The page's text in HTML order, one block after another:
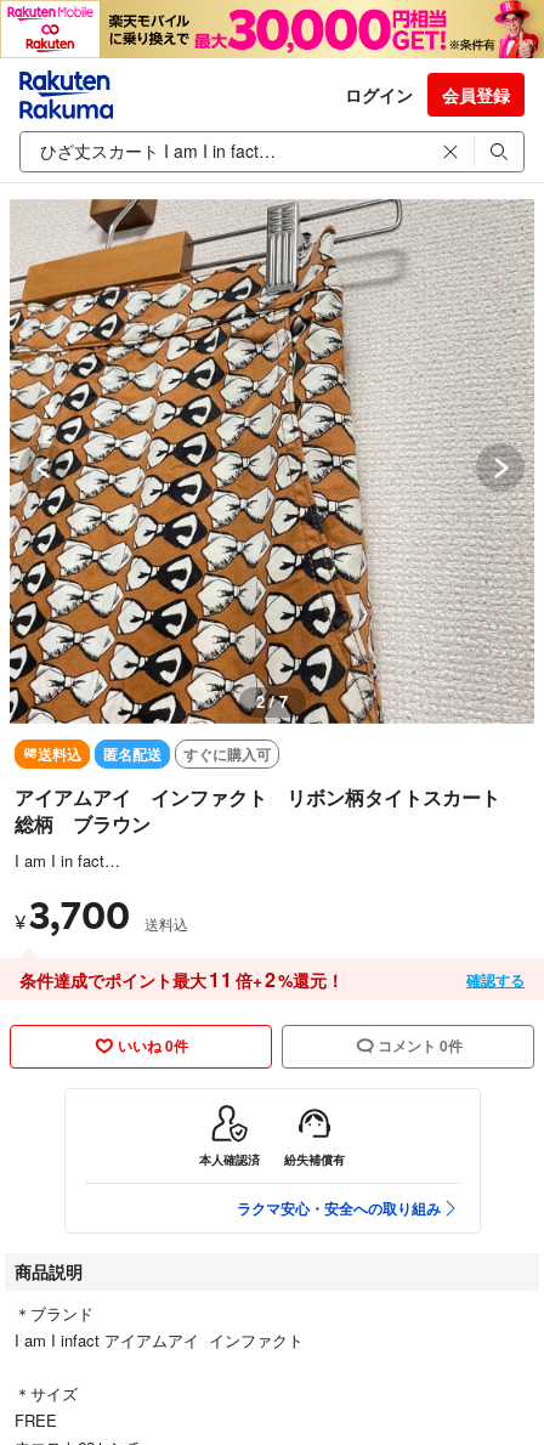
ログイン 会員登録
3 / 7
送料込 匿名配送 すぐに購入可
アイアムアイ インファクト リボン柄タイトスカート
総柄 ブラウン
I am I in fact…
¥3,700 送料込
条件達成でポイント最大11 倍+2%還元！ 確認する
いいね 0件 コメント 0件
本人確認済 紛失補償有
ラクマ安心・安全への取り組み
商品説明
＊ブランド
I am I infact アイアムアイ インファクト
＊サイズ
FREE